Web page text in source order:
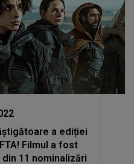
a ediției
Filmul a fost
11 nominalizări